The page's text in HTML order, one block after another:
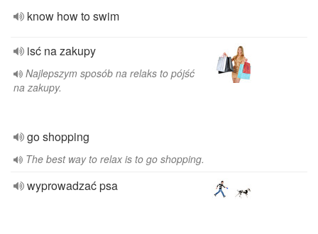
know how to swim
isć na zakupy
Najlepszym sposób na relaks to pójść
na zakupy.
go shopping
The best way to relax is to go shopping.
wyprowadzać psa